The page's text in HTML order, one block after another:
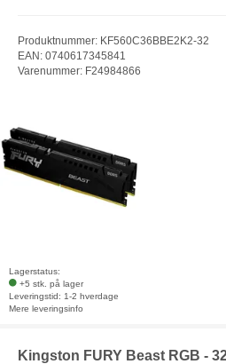
Produktnummer: KF560C36BBE2K2-32
EAN: 0740617345841
Varenummer: F24984866
Lagerstatus:
+5 stk. på lager
Leveringstid: 1-2 hverdage
Mere leveringsinfo
Kingston FURY Beast RGB -